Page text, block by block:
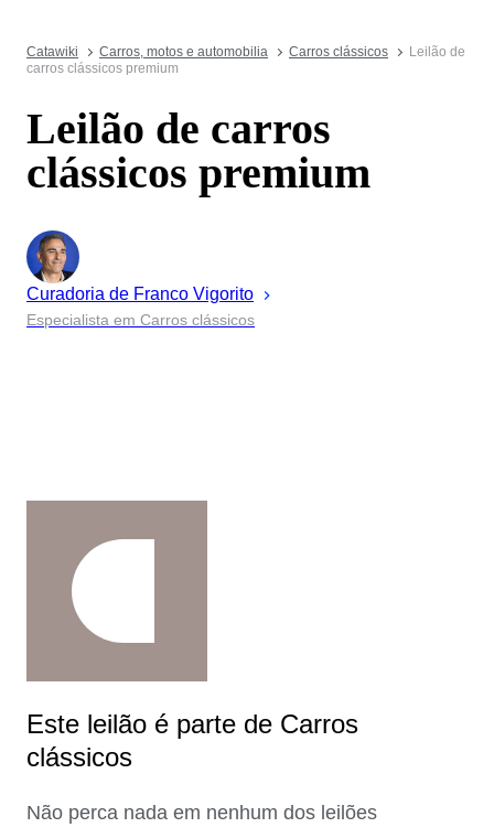
Catawiki Carros, motos e automobilia Carros clássicos
Leilão de
carros clássicos premium
Leilão de carros
clássicos premium
Curadoria de Franco Vigorito
Especialista em Carros clássicos
Este leilão é parte de Carros
clássicos
Não perca nada em nenhum dos leilões